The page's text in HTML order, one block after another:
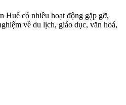
Huế có nhiều hoạt động gặp gỡ,
về du lịch, giáo dục, văn hoá,